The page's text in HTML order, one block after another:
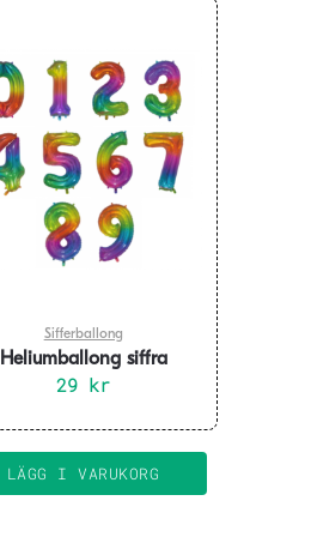
Sifferballong
Heliumballong siffra
regnbåge – 76 cm
29 kr
LÄGG I VARUKORG
produkten